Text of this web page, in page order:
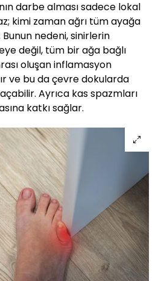
darbe alması sadece lokal
kimi zaman ağrı tüm ayağa
nedeni, sinirlerin
değil, tüm bir ağa bağlı
oluşan inflamasyon
ve bu da çevre dokularda
Ayrıca kas spazmları
katkı sağlar.